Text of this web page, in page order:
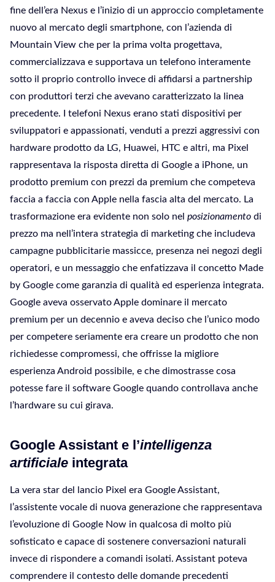
fine dell’era Nexus e l’inizio di un approccio completamente
nuovo al mercato degli smartphone, con l’azienda di
Mountain View che per la prima volta progettava,
commercializzava e supportava un telefono interamente
sotto il proprio controllo invece di affidarsi a partnership
con produttori terzi che avevano caratterizzato la linea
precedente. I telefoni Nexus erano stati dispositivi per
sviluppatori e appassionati, venduti a prezzi aggressivi con
hardware prodotto da LG, Huawei, HTC e altri, ma Pixel
rappresentava la risposta diretta di Google a iPhone, un
prodotto premium con prezzi da premium che competeva
faccia a faccia con Apple nella fascia alta del mercato. La
trasformazione era evidente non solo nel posizionamento di
prezzo ma nell’intera strategia di marketing che includeva
campagne pubblicitarie massicce, presenza nei negozi degli
operatori, e un messaggio che enfatizzava il concetto Made
by Google come garanzia di qualità ed esperienza integrata.
Google aveva osservato Apple dominare il mercato
premium per un decennio e aveva deciso che l’unico modo
per competere seriamente era creare un prodotto che non
richiedesse compromessi, che offrisse la migliore
esperienza Android possibile, e che dimostrasse cosa
potesse fare il software Google quando controllava anche
l’hardware su cui girava.
Google Assistant e l’intelligenza
artificiale integrata
La vera star del lancio Pixel era Google Assistant,
l’assistente vocale di nuova generazione che rappresentava
l’evoluzione di Google Now in qualcosa di molto più
sofisticato e capace di sostenere conversazioni naturali
invece di rispondere a comandi isolati. Assistant poteva
comprendere il contesto delle domande precedenti